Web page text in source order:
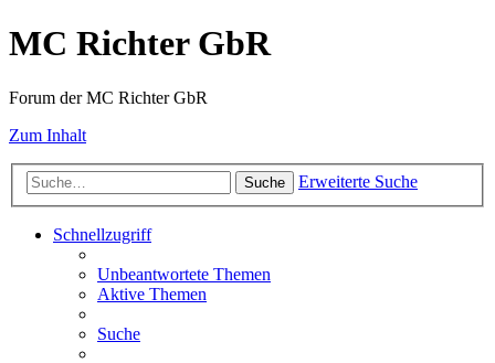
MC Richter GbR
Forum der MC Richter GbR
Zum Inhalt
Suche Erweiterte Suche
Schnellzugriff
Unbeantwortete Themen
Aktive Themen
Suche